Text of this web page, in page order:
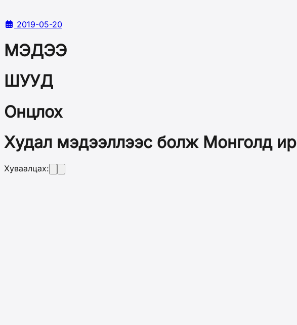
2019-05-20
МЭДЭЭ
ШУУД
Онцлох
Худал мэдээллээс болж Монголд
Хуваалцах: